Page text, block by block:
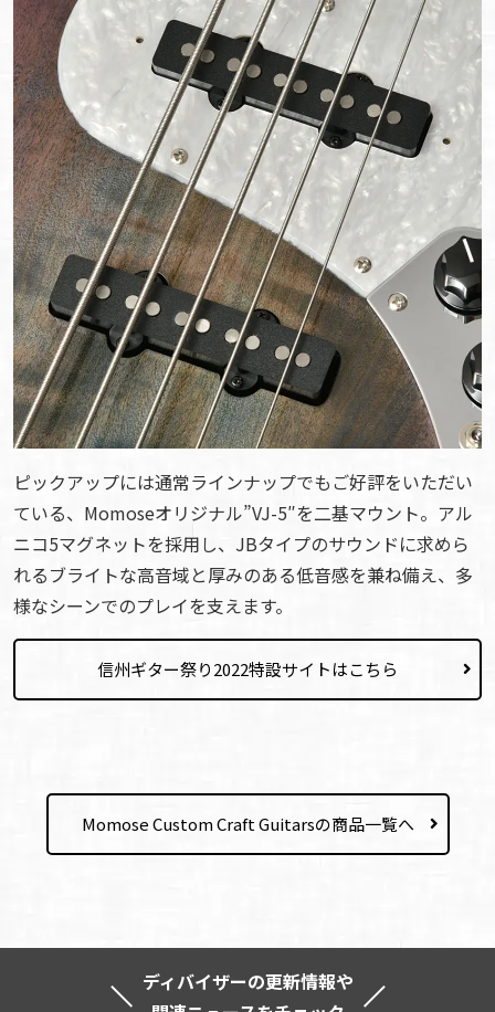
ピックアップには通常ラインナップでもご好評をいただい
ている、Momoseオリジナル”VJ-5″を二基マウント。アル
ニコ5マグネットを採用し、JBタイプのサウンドに求めら
れるブライトな高音域と厚みのある低音感を兼ね備え、多
様なシーンでのプレイを支えます。
信州ギター祭り2022特設サイトはこちら
Momose Custom Craft Guitarsの商品一覧へ
ディバイザーの更新情報や